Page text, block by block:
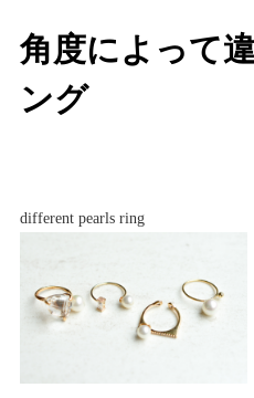
角度によって
ング
different pearls ring